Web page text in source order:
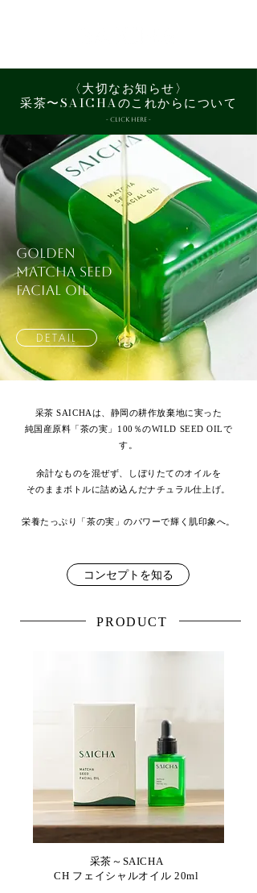
〈大切なお知らせ〉
采茶〜SAICHAのこれからについて
- CLICK HERE -
GOLDEN
MATCHA SEED
FACIAL OIL
DETAIL
采茶 SAICHAは、静岡の耕作放棄地に実った
純国産原料「茶の実」100％のWILD SEED OILで
す。
余計なものを混ぜず、しぼりたてのオイルを
そのままボトルに詰め込んだナチュラル仕上げ。
栄養たっぷり「茶の実」のパワ ーで輝く肌印象へ。
コンセプトを知る
PRODUCT
采茶～SAICHA
CH フェイシャルオイル 20ml